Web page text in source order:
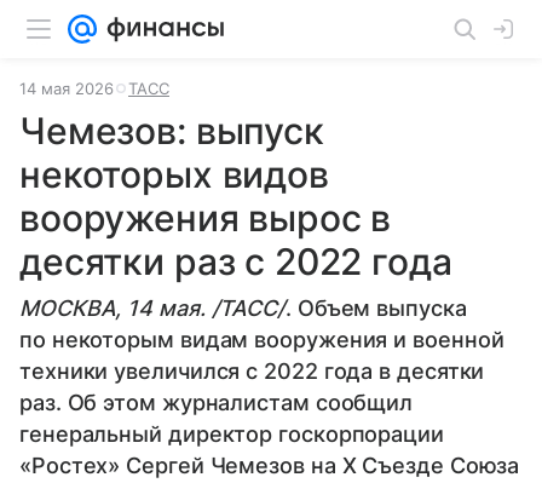
14 мая 2026 ТАСС
Чемезов: выпуск
некоторых видов
вооружения вырос в
десятки раз с 2022 года
МОСКВА, 14 мая. /ТАСС/. Объем выпуска
по некоторым видам вооружения и военной
техники увеличился с 2022 года в десятки
раз. Об этом журналистам сообщил
генеральный директор госкорпорации
«Ростех» Сергей Чемезов на X Съезде Союза